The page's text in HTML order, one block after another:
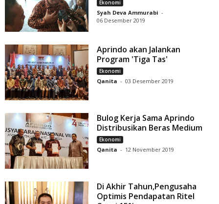
Ekonomi
Syah Deva Ammurabi -
06 Desember 2019
Aprindo akan Jalankan
Program 'Tiga Tas'
Ekonomi
Qanita - 03 Desember 2019
Bulog Kerja Sama Aprindo
Distribusikan Beras Medium
Ekonomi
Qanita - 12 November 2019
Di Akhir Tahun,Pengusaha
Optimis Pendapatan Ritel